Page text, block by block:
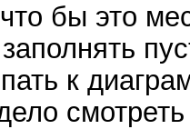
бы это
к